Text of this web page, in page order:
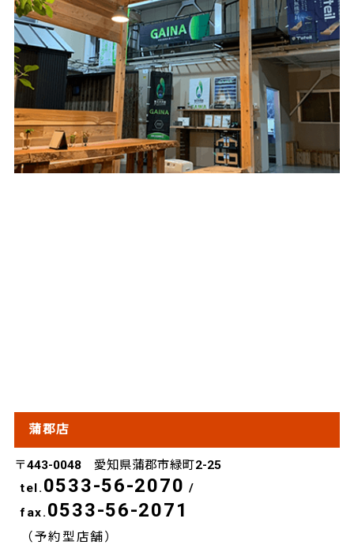
蒲郡店
〒443-0048 愛知県蒲郡市緑町2-25
tel. 0533-56-2070 /
fax. 0533-56-2071
（予約型店舗）